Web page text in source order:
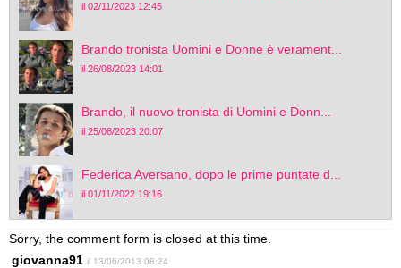
il 02/11/2023 12:45
Brando tronista Uomini e Donne è verament...
il 26/08/2023 14:01
Brando, il nuovo tronista di Uomini e Donn...
il 25/08/2023 20:07
Federica Aversano, dopo le prime puntate d...
il 01/11/2022 19:16
Sorry, the comment form is closed at this time.
giovanna91 il 13/06/2013 08:24